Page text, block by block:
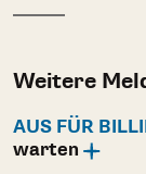
Weitere
AUS FÜR
warten